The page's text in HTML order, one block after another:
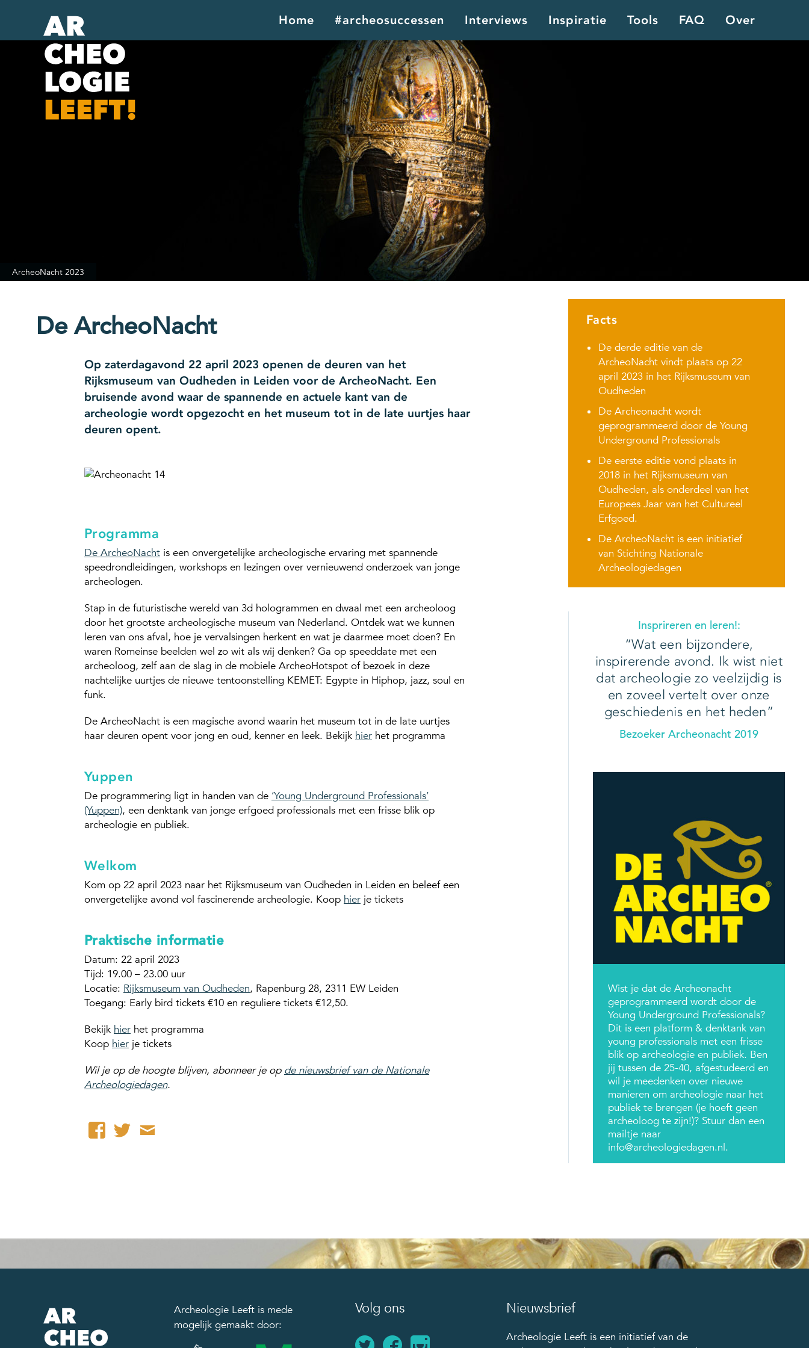
Home #archeosuccessen Interviews Inspiratie Tools FAQ Over
ArcheoNacht 2023
De ArcheoNacht
Op zaterdagavond 22 april 2023 openen de deuren van het
Rijksmuseum van Oudheden in Leiden voor de ArcheoNacht. Een
bruisende avond waar de spannende en actuele kant van de
archeologie wordt opgezocht en het museum tot in de late uurtjes haar
deuren opent.
Programma
De ArcheoNacht is een onvergetelijke archeologische ervaring met spannende
speedrondleidingen, workshops en lezingen over vernieuwend onderzoek van jonge
archeologen.
Stap in de futuristische wereld van 3d hologrammen en dwaal met een archeoloog
door het grootste archeologische museum van Nederland. Ontdek wat we kunnen
leren van ons afval, hoe je vervalsingen herkent en wat je daarmee moet doen? En
waren Romeinse beelden wel zo wit als wij denken? Ga op speeddate met een
archeoloog, zelf aan de slag in de mobiele ArcheoHotspot of bezoek in deze
nachtelijke uurtjes de nieuwe tentoonstelling KEMET: Egypte in Hiphop, jazz, soul en
funk.
De ArcheoNacht is een magische avond waarin het museum tot in de late uurtjes
haar deuren opent voor jong en oud, kenner en leek. Bekijk hier het programma
Yuppen
De programmering ligt in handen van de ‘Young Underground Professionals’
(Yuppen), een denktank van jonge erfgoed professionals met een frisse blik op
archeologie en publiek.
Welkom
Kom op 22 april 2023 naar het Rijksmuseum van Oudheden in Leiden en beleef een
onvergetelijke avond vol fascinerende archeologie. Koop hier je tickets
Praktische informatie
Datum: 22 april 2023
Tijd: 19.00 – 23.00 uur
Locatie: Rijksmuseum van Oudheden, Rapenburg 28, 2311 EW Leiden
Toegang: Early bird tickets €10 en reguliere tickets €12,50.
Bekijk hier het programma
Koop hier je tickets
Wil je op de hoogte blijven, abonneer je op de nieuwsbrief van de Nationale
Archeologiedagen.
Facts
De derde editie van de
ArcheoNacht vindt plaats op 22
april 2023 in het Rijksmuseum van
Oudheden
De Archeonacht wordt
geprogrammeerd door de Young
Underground Professionals
De eerste editie vond plaats in
2018 in het Rijksmuseum van
Oudheden, als onderdeel van het
Europees Jaar van het Cultureel
Erfgoed.
De ArcheoNacht is een initiatief
van Stichting Nationale
Archeologiedagen
Insprireren en leren!:
Wat een bijzondere,
inspirerende avond. Ik wist niet
dat archeologie zo veelzijdig is
en zoveel vertelt over onze
geschiedenis en het heden
Bezoeker Archeonacht 2019
Wist je dat de Archeonacht
geprogrammeerd wordt door de
Young Underground Professionals?
Dit is een platform & denktank van
young professionals met een frisse
blik op archeologie en publiek. Ben
jij tussen de 25-40, afgestudeerd en
wil je meedenken over nieuwe
manieren om archeologie naar het
publiek te brengen (je hoeft geen
archeoloog te zijn!)? Stuur dan een
mailtje naar
info@archeologiedagen.nl.
Archeologie Leeft is mede
mogelijk gemaakt door:
Volg ons Nieuwsbrief
Archeologie Leeft is een initiatief van de